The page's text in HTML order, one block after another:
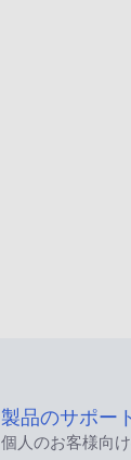
製品のサポー
個人のお客様向